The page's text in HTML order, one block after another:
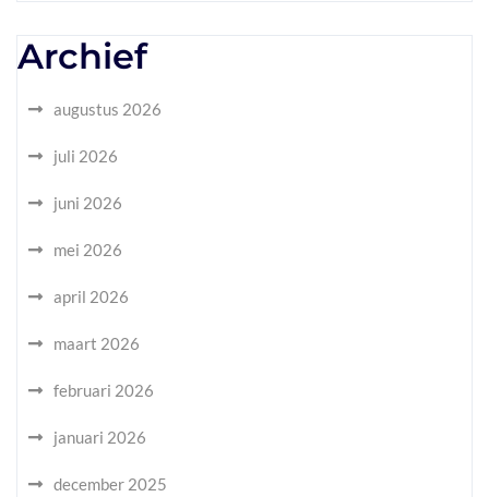
Archief
augustus 2026
juli 2026
juni 2026
mei 2026
april 2026
maart 2026
februari 2026
januari 2026
december 2025